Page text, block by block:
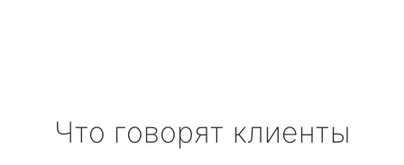
Что говорят клиенты